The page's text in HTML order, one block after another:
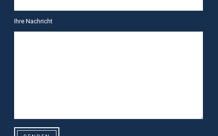
Ihre Nachricht